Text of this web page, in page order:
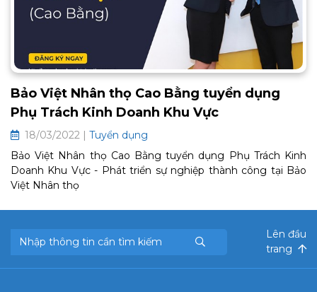
Bảo Việt Nhân thọ Cao Bằng tuyển dụng
Phụ Trách Kinh Doanh Khu Vực
18/03/2022 |
Tuyển dụng
Bảo Việt Nhân thọ Cao Bằng tuyển dụng Phụ Trách Kinh
Doanh Khu Vực - Phát triển sự nghiệp thành công tại Bảo
Việt Nhân thọ
Lên đầu
trang